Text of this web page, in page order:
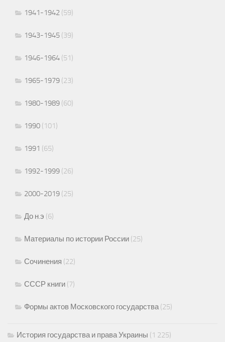
1941-1942 (59)
1943-1945 (39)
1946-1964 (51)
1965-1979 (23)
1980-1989 (60)
1990 (101)
1991 (65)
1992-1999 (26)
2000-2019 (25)
До н.э (6)
Материалы по истории России (25)
Сочинения (22)
СССР книги (7)
Формы актов Московского государства(25)
История государства и права Украины (1 225)